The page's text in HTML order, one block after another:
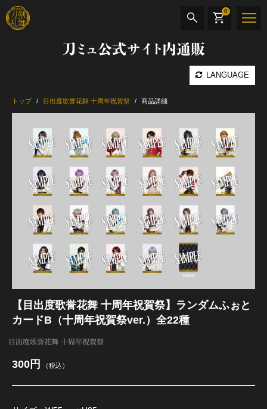
刀ミュ公式サイト内通販
LANGUAGE
0
CD・DVD BOOK その他
最新カテゴリー
加州清光 単騎出陣 極
髭切 単騎出陣 ～夢幻泡影～
江 おん すていじ かうんとだうんぱーてぃー
トップ 目出度歌誉花舞 十周年祝賀祭 商品詳細
【目出度歌誉花舞 十周年祝賀祭】ランダムふぉと
カードB（十周年祝賀祭ver.）全22種
目出度歌誉花舞 十周年祝賀祭
300円 （税込）